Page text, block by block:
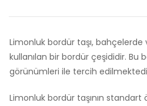
Limonluk bordür taşı, bahçelerde
kullanılan bir bordür çeşididir. Bu
görünümleri ile tercih
Limonluk bordür taşının standart